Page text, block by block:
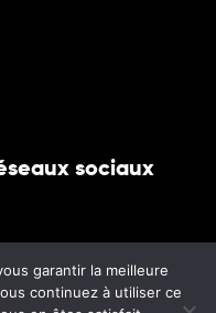
sociaux
garantir la meilleure
continuez à utiliser ce